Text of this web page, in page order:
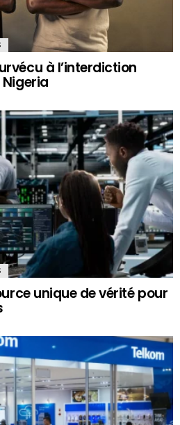
à l’interdiction
unique de vérité pour